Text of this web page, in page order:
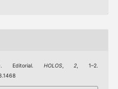
Editorial. HOLOS, 2 , 1–2.